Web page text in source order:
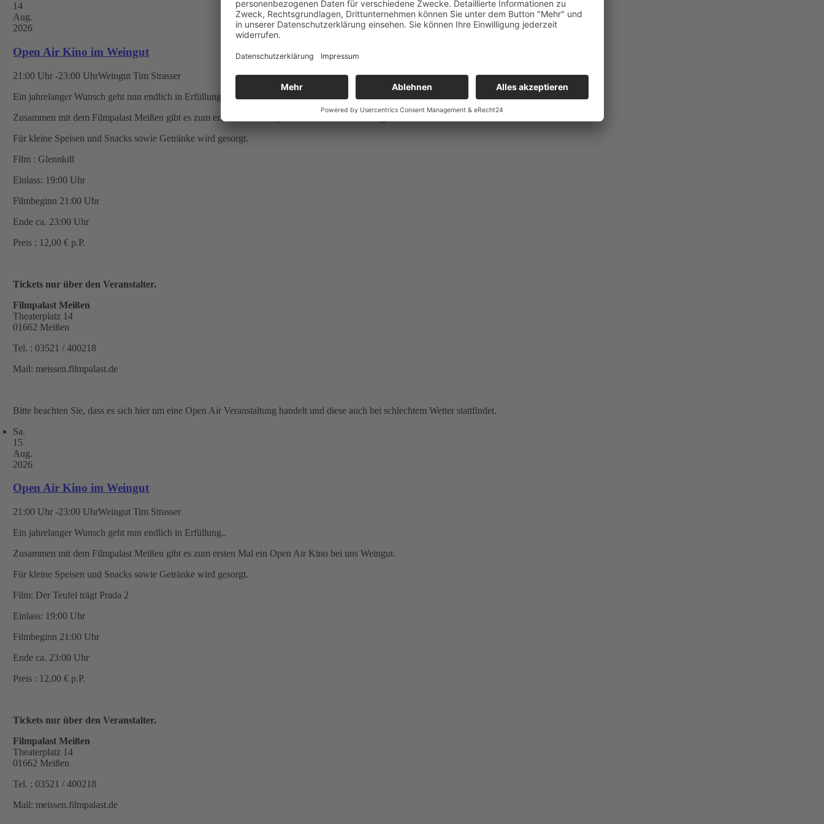
14
Aug.
2026
Open Air Kino im Weingut
21:00 Uhr -23:00 UhrWeingut Tim Strasser
Ein jahrelanger Wunsch geht nun endlich in Erfüllung..
Zusammen mit dem Filmpalast Meißen gibt es zum ersten Mal ein Open Air Kino bei uns Weingut.
Für kleine Speisen und Snacks sowie Getränke wird gesorgt.
Film : Glennkill
Einlass: 19:00 Uhr
Filmbeginn 21:00 Uhr
Ende ca. 23:00 Uhr
Preis : 12,00 € p.P.
Tickets nur über den Veranstalter.
Filmpalast Meißen
Theaterplatz 14
01662 Meißen
Tel. : 03521 / 400218
Mail: meissen.filmpalast.de
Bitte beachten Sie, dass es sich hier um eine Open Air Veranstaltung handelt und diese auch bei schlechtem Wetter stattfindet.
Sa.
15
Aug.
2026
Open Air Kino im Weingut
21:00 Uhr -23:00 UhrWeingut Tim Strasser
Ein jahrelanger Wunsch geht nun endlich in Erfüllung..
Zusammen mit dem Filmpalast Meißen gibt es zum ersten Mal ein Open Air Kino bei uns Weingut.
Für kleine Speisen und Snacks sowie Getränke wird gesorgt.
Film: Der Teufel trägt Prada 2
Einlass: 19:00 Uhr
Filmbeginn 21:00 Uhr
Ende ca. 23:00 Uhr
Preis : 12,00 € p.P.
Tickets nur über den Veranstalter.
Filmpalast Meißen
Theaterplatz 14
01662 Meißen
Tel. : 03521 / 400218
Mail: meissen.filmpalast.de